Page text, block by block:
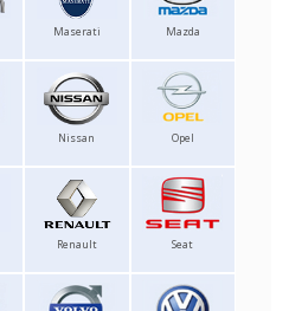
Maserati Mazda
Nissan Opel
Renault Seat